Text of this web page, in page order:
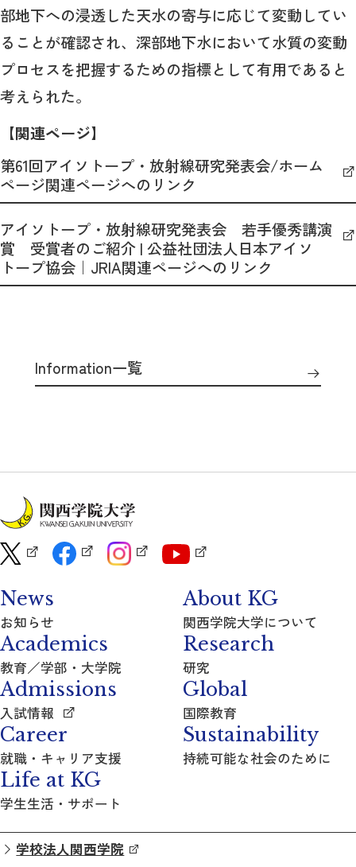
部地下への浸透した天水の寄与に応じて変動してい
ることが確認され、深部地下水において水質の変動
プロセスを把握するための指標として有用であると
考えられた。
【関連ページ】
第61回アイソトープ・放射線研究発表会/ホーム
ページ関連ページへのリンク
アイソトープ・放射線研究発表会 若手優秀講演
賞 受賞者のご紹介 | 公益社団法人日本アイソ
トープ協会｜JRIA関連ページへのリンク
Information一覧
News
お知らせ
About KG
関西学院大学について
Academics
教育／学部・大学院
Research
研究
Admissions
入試情報
Global
国際教育
Career
就職・キャリア支援
Sustainability
持続可能な社会のために
Life at KG
学生生活・サポート
学校法人関西学院